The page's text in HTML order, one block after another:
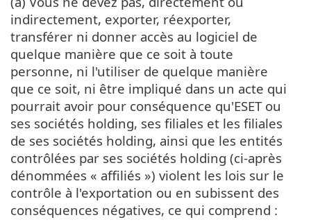
indirectement, exporter, réexporter,
transférer ni donner accès au logiciel de
quelque manière que ce soit à toute
personne, ni l'utiliser de quelque manière
que ce soit, ni être impliqué dans un acte qui
pourrait avoir pour conséquence qu'ESET ou
ses sociétés holding, ses filiales et les filiales
de ses sociétés holding, ainsi que les entités
contrôlées par ses sociétés holding (ci-après
dénommées « affiliés ») violent les lois sur le
contrôle à l'exportation ou en subissent des
conséquences négatives, ce qui comprend :